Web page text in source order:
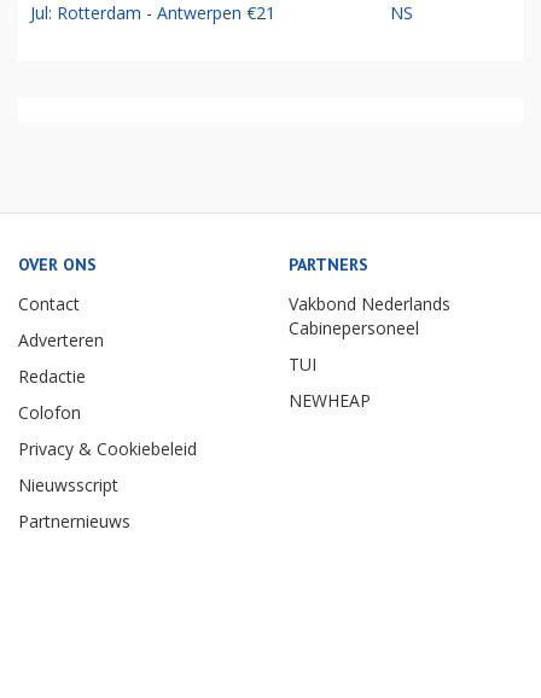
Jul: Rotterdam - Antwerpen €21 NS
OVER ONS
Contact
Adverteren
Redactie
Colofon
Privacy & Cookiebeleid
Nieuwsscript
Partnernieuws
PARTNERS
Vakbond Nederlands
Cabinepersoneel
TUI
NEWHEAP